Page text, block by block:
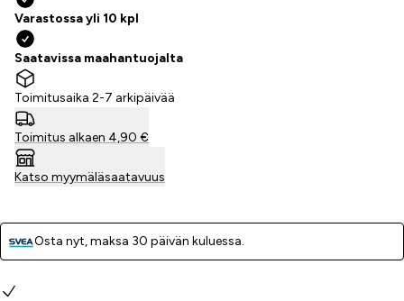
Varastossa yli 10 kpl
Saatavissa maahantuojalta
Toimitusaika 2-7 arkipäivää
Toimitus alkaen 4,90 €
Katso myymäläsaatavuus
Osta nyt, ­maksa 30 päivän kuluessa.
Miksi valita meidät?